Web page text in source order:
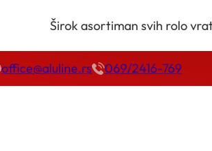
Širok asortiman svih rolo
office@aluline.rs 069/2416-769